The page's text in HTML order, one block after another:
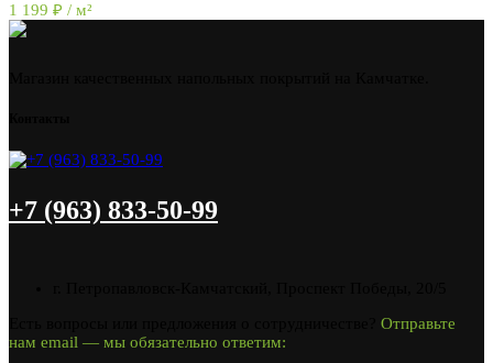
1 199 ₽ / м²
+7 (963) 833-50-99
Отправьте
нам email — мы обязательно ответим: